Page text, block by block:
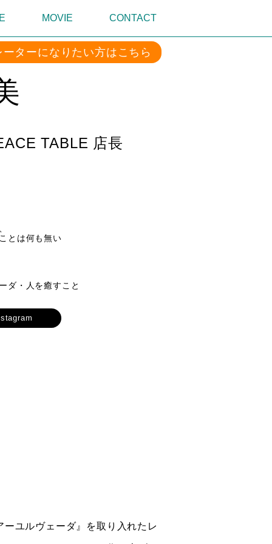
MOVIE CONTACT
ーターになりたい方はこちら
TABLE 店長
も無い
ダ・人を癒すこと
ユルヴェーダ』を取り入れたレ